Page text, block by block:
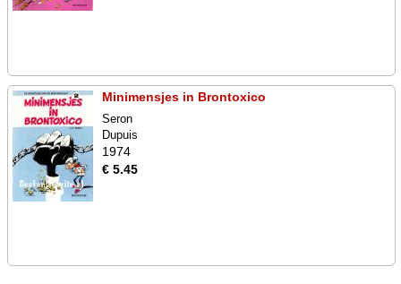
Minimensjes in Brontoxico
Seron
Dupuis
1974
€ 5.45